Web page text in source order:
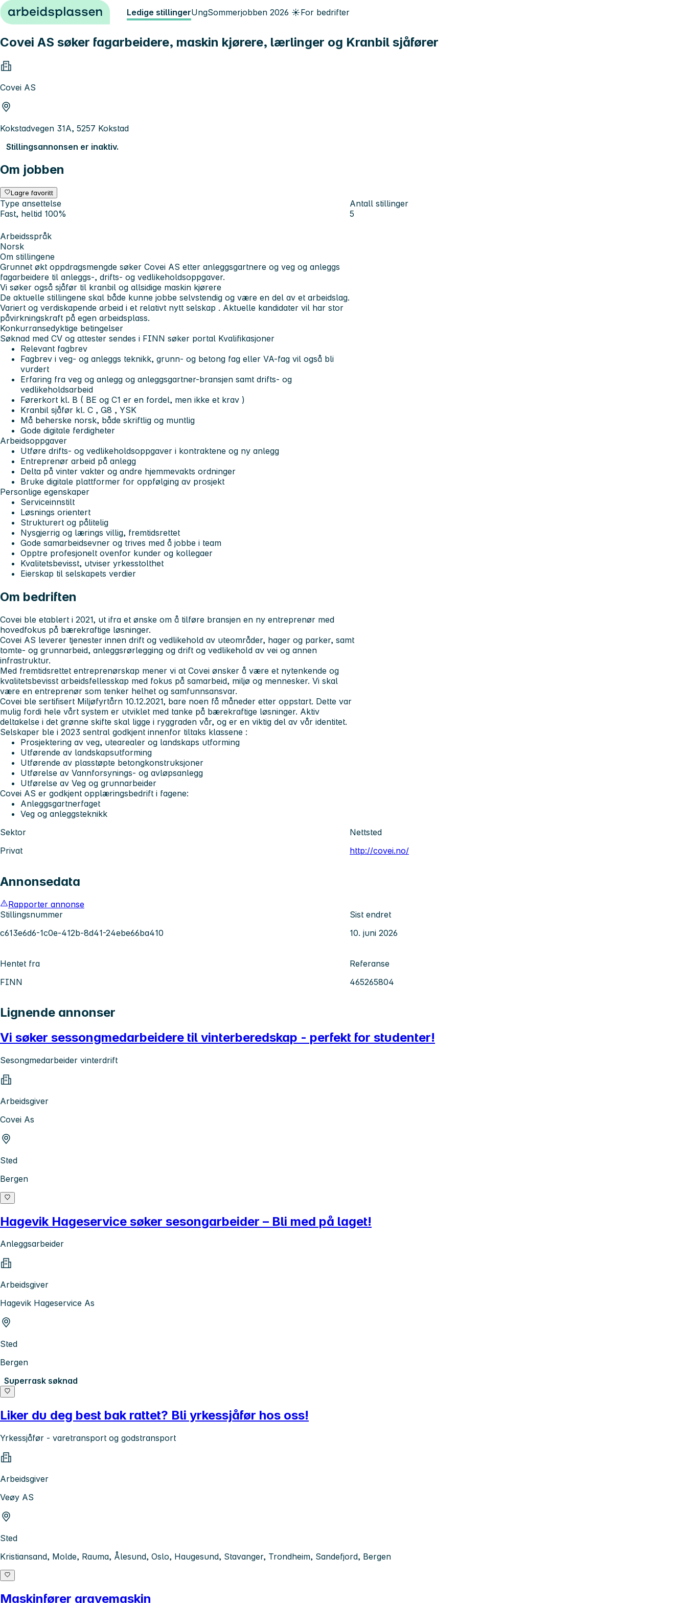
Hopp til innhold Ledige stillingerUngSommerjobben 2026 ☀️For bedrifter
Covei AS søker fagarbeidere, maskin kjørere, lærlinger og Kranbil sjåfører
Covei AS
Kokstadvegen 31A, 5257 Kokstad
Stillingsannonsen er inaktiv.
Om jobben
Lagre favoritt
Type ansettelse
Fast, heltid 100%
Antall stillinger
5
Arbeidsspråk
Norsk
Om stillingene
Grunnet økt oppdragsmengde søker Covei AS etter anleggsgartnere og veg og anleggs
fagarbeidere til anleggs-, drifts- og vedlikeholdsoppgaver.
Vi søker også sjåfør til kranbil og allsidige maskin kjørere
De aktuelle stillingene skal både kunne jobbe selvstendig og være en del av et arbeidslag.
Variert og verdiskapende arbeid i et relativt nytt selskap . Aktuelle kandidater vil har stor
påvirkningskraft på egen arbeidsplass.
Konkurransedyktige betingelser
Søknad med CV og attester sendes i FINN søker portal Kvalifikasjoner
Relevant fagbrev
Fagbrev i veg- og anleggs teknikk, grunn- og betong fag eller VA-fag vil også bli
vurdert
Erfaring fra veg og anlegg og anleggsgartner-bransjen samt drifts- og
vedlikeholdsarbeid
Førerkort kl. B ( BE og C1 er en fordel, men ikke et krav )
Kranbil sjåfør kl. C , G8 , YSK
Må beherske norsk, både skriftlig og muntlig
Gode digitale ferdigheter
Arbeidsoppgaver
Utføre drifts- og vedlikeholdsoppgaver i kontraktene og ny anlegg
Entreprenør arbeid på anlegg
Delta på vinter vakter og andre hjemmevakts ordninger
Bruke digitale plattformer for oppfølging av prosjekt
Personlige egenskaper
Serviceinnstilt
Løsnings orientert
Strukturert og pålitelig
Nysgjerrig og lærings villig, fremtidsrettet
Gode samarbeidsevner og trives med å jobbe i team
Opptre profesjonelt ovenfor kunder og kollegaer
Kvalitetsbevisst, utviser yrkesstolthet
Eierskap til selskapets verdier
Om bedriften
Covei ble etablert i 2021, ut ifra et ønske om å tilføre bransjen en ny entreprenør med
hovedfokus på bærekraftige løsninger.
Covei AS leverer tjenester innen drift og vedlikehold av uteområder, hager og parker, samt
tomte- og grunnarbeid, anleggsrørlegging og drift og vedlikehold av vei og annen
infrastruktur.
Med fremtidsrettet entreprenørskap mener vi at Covei ønsker å være et nytenkende og
kvalitetsbevisst arbeidsfellesskap med fokus på samarbeid, miljø og mennesker. Vi skal
være en entreprenør som tenker helhet og samfunnsansvar.
Covei ble sertifisert Miljøfyrtårn 10.12.2021, bare noen få måneder etter oppstart. Dette var
mulig fordi hele vårt system er utviklet med tanke på bærekraftige løsninger. Aktiv
deltakelse i det grønne skifte skal ligge i ryggraden vår, og er en viktig del av vår identitet.
Selskaper ble i 2023 sentral godkjent innenfor tiltaks klassene :
Prosjektering av veg, utearealer og landskaps utforming
Utførende av landskapsutforming
Utførende av plasstøpte betongkonstruksjoner
Utførelse av Vannforsynings- og avløpsanlegg
Utførelse av Veg og grunnarbeider
Covei AS er godkjent opplæringsbedrift i fagene:
Anleggsgartnerfaget
Veg og anleggsteknikk
Sektor
Privat
Nettsted
http://covei.no/
Annonsedata
Rapporter annonse
Stillingsnummer
c613e6d6-1c0e-412b-8d41-24ebe66ba410
Sist endret
10. juni 2026
Hentet fra
FINN
Referanse
465265804
Lignende annonser
Vi søker sessongmedarbeidere til vinterberedskap - perfekt for studenter!
Sesongmedarbeider vinterdrift
Arbeidsgiver
Covei As
Sted
Bergen
Hagevik Hageservice søker sesongarbeider – Bli med på laget!
Anleggsarbeider
Arbeidsgiver
Hagevik Hageservice As
Sted
Bergen
Superrask søknad
Liker du deg best bak rattet? Bli yrkessjåfør hos oss!
Yrkessjåfør - varetransport og godstransport
Arbeidsgiver
Veøy AS
Sted
Kristiansand, Molde, Rauma, Ålesund, Oslo, Haugesund, Stavanger, Trondheim, Sandefjord, Bergen
Maskinfører gravemaskin